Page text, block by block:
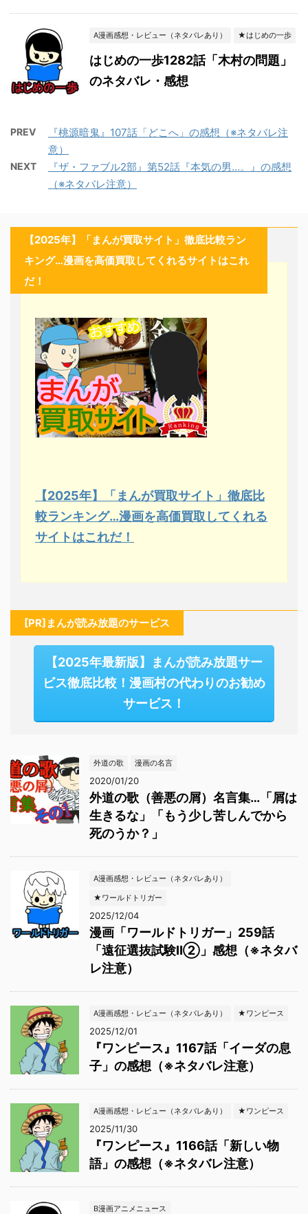
A漫画感想・レビュー（ネタバレあり） ★はじめの一歩
はじめの一歩1282話「木村の問題」
のネタバレ・感想
PREV
『桃源暗鬼』107話「どこへ」の感想（※ネタバレ注
意）
NEXT
『ザ・ファブル2部』第52話『本気の男…。』の感想
（※ネタバレ注意）
【2025年】「まんが買取サイト」徹底比較ラン
キング…漫画を高価買取してくれるサイトはこれ
だ！
【2025年】「まんが買取サイト」徹底比
較ランキング…漫画を高価買取してくれる
サイトはこれだ！
[PR]まんが読み放題のサービス
【2025年最新版】まんが読み放題サー
ビス徹底比較！漫画村の代わりのお勧め
サービス！
外道の歌 漫画の名言
2020/01/20
外道の歌（善悪の屑）名言集…「屑は
生きるな」「もう少し苦しんでから
死のうか？」
A漫画感想・レビュー（ネタバレあり）
★ワールドトリガー
2025/12/04
漫画「ワールドトリガー」259話
「遠征選抜試験Ⅱ②」感想（※ネタバ
レ注意）
A漫画感想・レビュー（ネタバレあり） ★ワンピース
2025/12/01
『ワンピース』1167話「イーダの息
子」の感想（※ネタバレ注意）
A漫画感想・レビュー（ネタバレあり） ★ワンピース
2025/11/30
『ワンピース』1166話「新しい物
語」の感想（※ネタバレ注意）
B漫画アニメニュース